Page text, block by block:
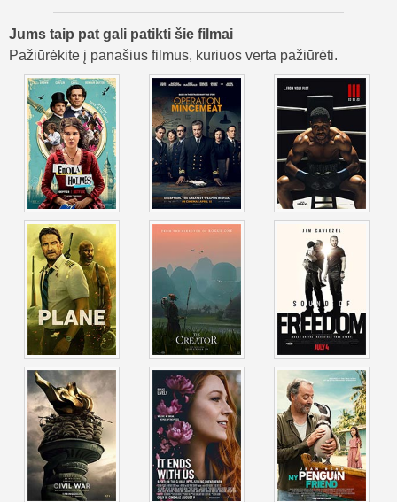
Jums taip pat gali patikti šie filmai
Pažiūrėkite į panašius filmus, kuriuos verta pažiūrėti.